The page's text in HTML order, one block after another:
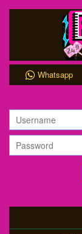
Whatsapp